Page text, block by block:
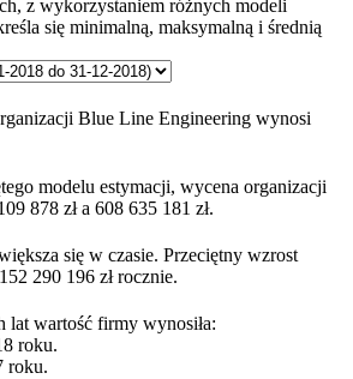
z wykorzystaniem różnych modeli
się minimalną, maksymalną i średnią
Blue Line Engineering wynosi
modelu estymacji, wycena organizacji
878 zł a 608 635 181 zł.
się w czasie. Przeciętny wzrost
290 196 zł rocznie.
lat wartość firmy wynosiła:
roku.
roku.